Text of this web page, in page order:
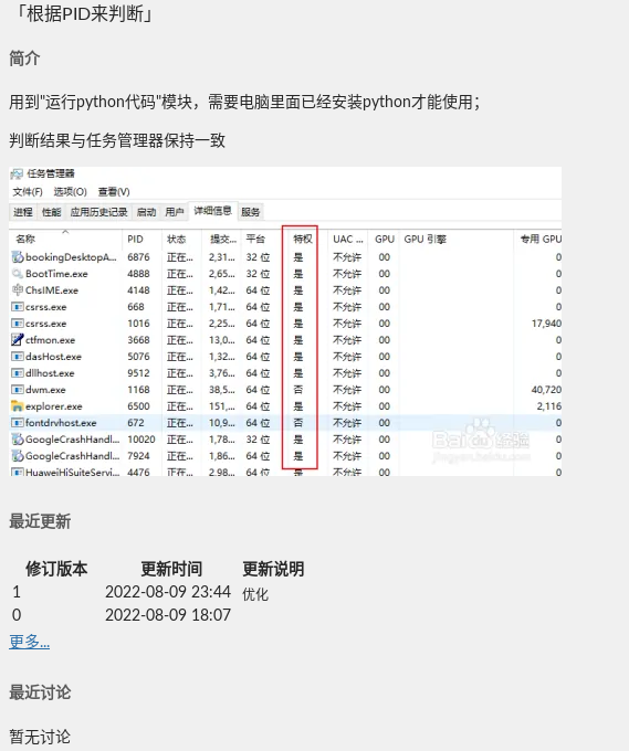
「根据PID来判断」
简介
用到"运行python代码"模块，需要电脑里面已经安装python才能使用；
判断结果与任务管理器保持一致
最近更新
修订版本 更新时间
更新说明
1
2022-08-09 23:44 优化
0
2022-08-09 18:07
更多...
最近讨论
暂无讨论